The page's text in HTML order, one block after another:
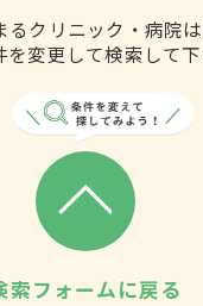
るクリニック・病院
変更して検索して下
索フォームに戻る